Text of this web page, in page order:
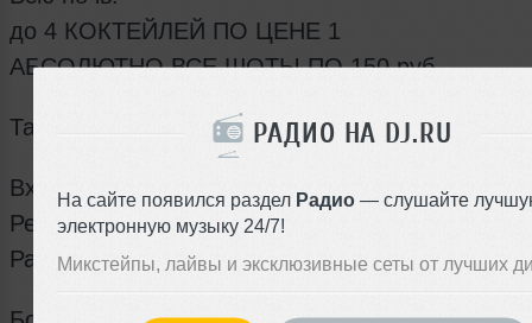
РАДИО НА DJ.RU
На сайте появился раздел Радио — слушайте
электронную музыку 24/7!
Микстейпы, лайвы и эксклюзивные сеты от лучших
до 4 КОКТЕЙЛЕЙ ПО ЦЕНЕ 1
АБСОЛЮТНО ВСЕ ШОТЫ ПО 150 руб
Танцуем до утра под хиты!
Вход: бесплатный
Резерв: +7(905)775-75-11
Работает безлимитный бар* (1200 ₽ / 1400 ₽)